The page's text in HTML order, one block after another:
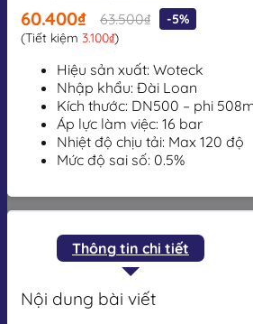
60.400₫ 63.500₫
-5%
(Tiết kiệm 3.100₫)
Hiệu sản xuất: Woteck
Nhập khẩu: Đài Loan
Kích thước: DN500 – phi
Áp lực làm việc: 16 bar
Nhiệt độ chịu tải: Max 120 độ
Mức độ sai số: 0.5%
Thông tin chi tiết
Nội dung bài viết